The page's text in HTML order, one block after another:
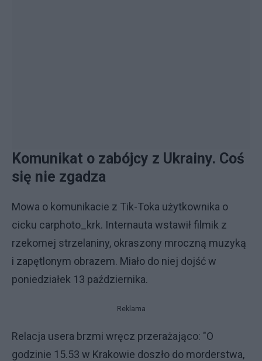
Komunikat o zabójcy z Ukrainy. Coś
się nie zgadza
Mowa o komunikacie z Tik-Toka użytkownika o
cicku carphoto_krk. Internauta wstawił filmik z
rzekomej strzelaniny, okraszony mroczną muzyką
i zapętlonym obrazem. Miało do niej dojść w
poniedziałek 13 października.
Reklama
Relacja usera brzmi wręcz przerażająco: "O
godzinie 15.53 w Krakowie doszło do morderstwa,